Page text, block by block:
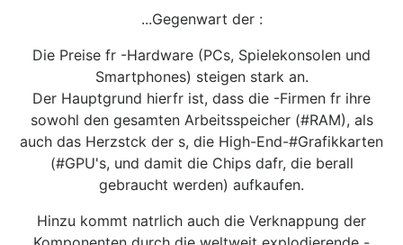
...Gegenwart der :
Die Preise fr -Hardware (PCs, Spielekonsolen und
Smartphones) steigen stark an.
Der Hauptgrund hierfr ist, dass die -Firmen fr ihre
sowohl den gesamten Arbeitsspeicher (#RAM), als
auch das Herzstck der s, die High-End-#Grafikkarten
(#GPU's, und damit die Chips dafr, die berall
gebraucht werden) aufkaufen.
Hinzu kommt natrlich auch die Verknappung der